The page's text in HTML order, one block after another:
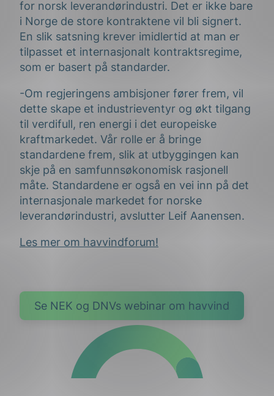
for norsk leverandørindustri. Det er ikke bare
i Norge de store kontraktene vil bli signert.
En slik satsning krever imidlertid at man er
tilpasset et internasjonalt kontraktsregime,
som er basert på standarder.
-Om regjeringens ambisjoner fører frem, vil
dette skape et industrieventyr og økt tilgang
til verdifull, ren energi i det europeiske
kraftmarkedet. Vår rolle er å bringe
standardene frem, slik at utbyggingen kan
skje på en samfunnsøkonomisk rasjonell
måte. Standardene er også en vei inn på det
internasjonale markedet for norske
leverandørindustri, avslutter Leif Aanensen.
Les mer om havvindforum!
Se NEK og DNVs webinar om havvind